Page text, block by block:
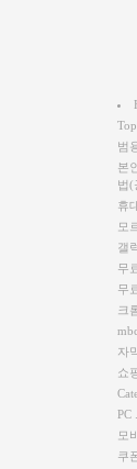
범
본
법(
휴
모
갤
무
무
크
자
쇼
PC
모
쿠